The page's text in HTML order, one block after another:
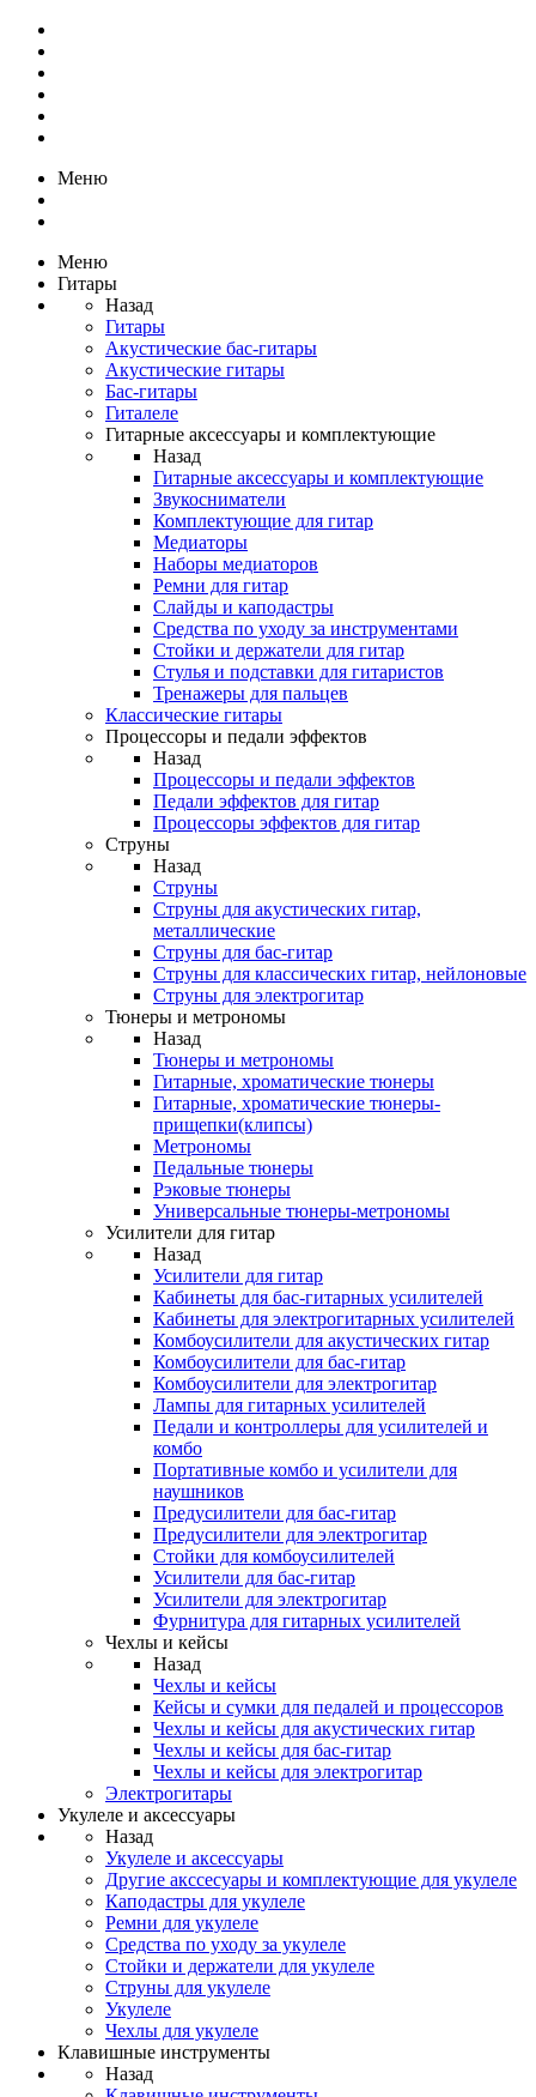
Меню
Меню
Гитары
Назад
Гитары
Акустические бас-гитары
Акустические гитары
Бас-гитары
Гиталеле
Гитарные аксессуары и комплектующие
Назад
Гитарные аксессуары и комплектующие
Звукосниматели
Комплектующие для гитар
Медиаторы
Наборы медиаторов
Ремни для гитар
Слайды и каподастры
Средства по уходу за инструментами
Стойки и держатели для гитар
Стулья и подставки для гитаристов
Тренажеры для пальцев
Классические гитары
Процессоры и педали эффектов
Назад
Процессоры и педали эффектов
Педали эффектов для гитар
Процессоры эффектов для гитар
Струны
Назад
Струны
Струны для акустических гитар,
металлические
Струны для бас-гитар
Струны для классических гитар, нейлоновые
Струны для электрогитар
Тюнеры и метрономы
Назад
Тюнеры и метрономы
Гитарные, хроматические тюнеры
Гитарные, хроматические тюнеры-
прищепки(клипсы)
Метрономы
Педальные тюнеры
Рэковые тюнеры
Универсальные тюнеры-метрономы
Усилители для гитар
Назад
Усилители для гитар
Кабинеты для бас-гитарных усилителей
Кабинеты для электрогитарных усилителей
Комбоусилители для акустических гитар
Комбоусилители для бас-гитар
Комбоусилители для электрогитар
Лампы для гитарных усилителей
Педали и контроллеры для усилителей и
комбо
Портативные комбо и усилители для
наушников
Предусилители для бас-гитар
Предусилители для электрогитар
Стойки для комбоусилителей
Усилители для бас-гитар
Усилители для электрогитар
Фурнитура для гитарных усилителей
Чехлы и кейсы
Назад
Чехлы и кейсы
Кейсы и сумки для педалей и процессоров
Чехлы и кейсы для акустических гитар
Чехлы и кейсы для бас-гитар
Чехлы и кейсы для электрогитар
Электрогитары
Укулеле и аксессуары
Назад
Укулеле и аксессуары
Другие акссесуары и комплектующие для укулеле
Каподастры для укулеле
Ремни для укулеле
Средства по уходу за укулеле
Стойки и держатели для укулеле
Струны для укулеле
Укулеле
Чехлы для укулеле
Клавишные инструменты
Назад